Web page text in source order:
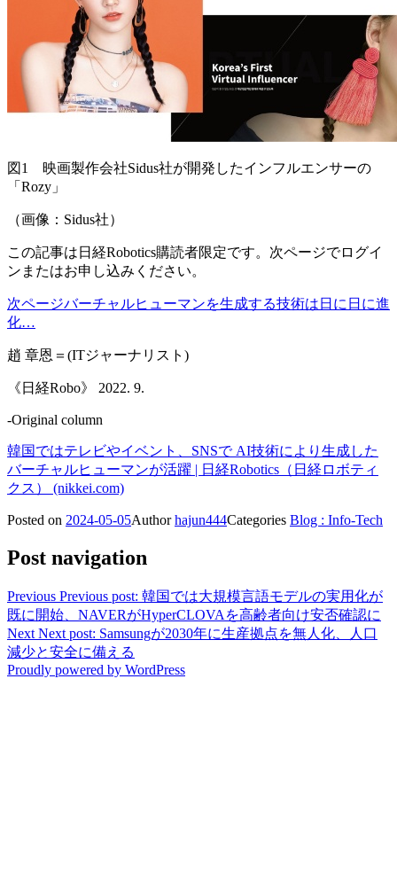
図1 映画製作会社Sidus社が開発したインフルエンサーの
「Rozy」
（画像：Sidus社）
この記事は日経Robotics購読者限定です。次ページでログイ
ンまたはお申し込みください。
次ページバーチャルヒューマンを生成する技術は日に日に進
化…
趙 章恩＝(ITジャーナリスト)
《日経Robo》 2022. 9.
-Original column
韓国ではテレビやイベント、SNSで AI技術により生成した
バーチャルヒューマンが活躍 | 日経Robotics（日経ロボティ
クス） (nikkei.com)
Posted on 2024-05-05Authorhajun444Categories Blog : Info-Tech
Post navigation
Previous Previous post: 韓国では大規模言語モデルの実用化が
既に開始、NAVERがHyperCLOVAを高齢者向け安否確認に
Next Next post: Samsungが2030年に生産拠点を無人化、人口
減少と安全に備える
Proudly powered by WordPress